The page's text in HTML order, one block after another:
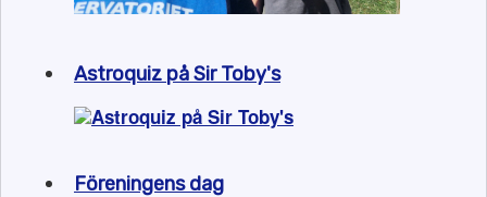
Astroquiz på Sir Toby's
Föreningens dag